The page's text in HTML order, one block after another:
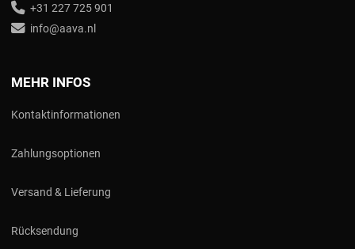
+31 227 725 901
info@aava.nl
MEHR INFOS
Kontaktinformationen
Zahlungsoptionen
Versand & Lieferung
Rücksendung